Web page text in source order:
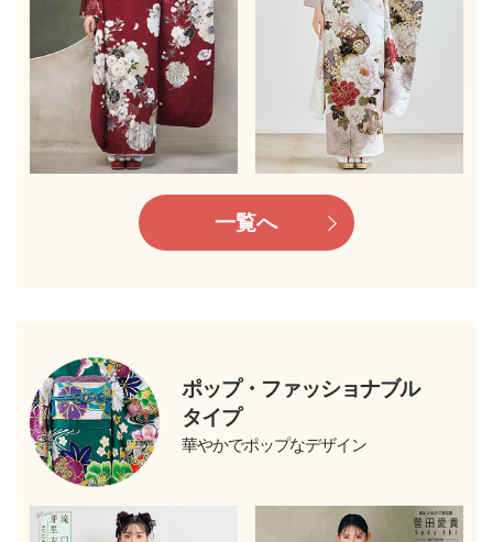
一覧へ
ポップ・ファッショナブル
タイプ
華やかでポップなデザイン